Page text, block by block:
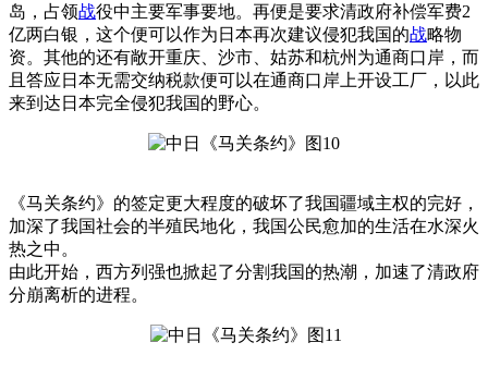
岛，占领战役中主要军事要地。再便是要求清政府补偿军费2
亿两白银，这个便可以作为日本再次建议侵犯我国的战略物
资。其他的还有敞开重庆、沙市、姑苏和杭州为通商口岸，而
且答应日本无需交纳税款便可以在通商口岸上开设工厂，以此
来到达日本完全侵犯我国的野心。
《马关条约》的签定更大程度的破坏了我国疆域主权的完好，
加深了我国社会的半殖民地化，我国公民愈加的生活在水深火
热之中。
由此开始，西方列强也掀起了分割我国的热潮，加速了清政府
分崩离析的进程。